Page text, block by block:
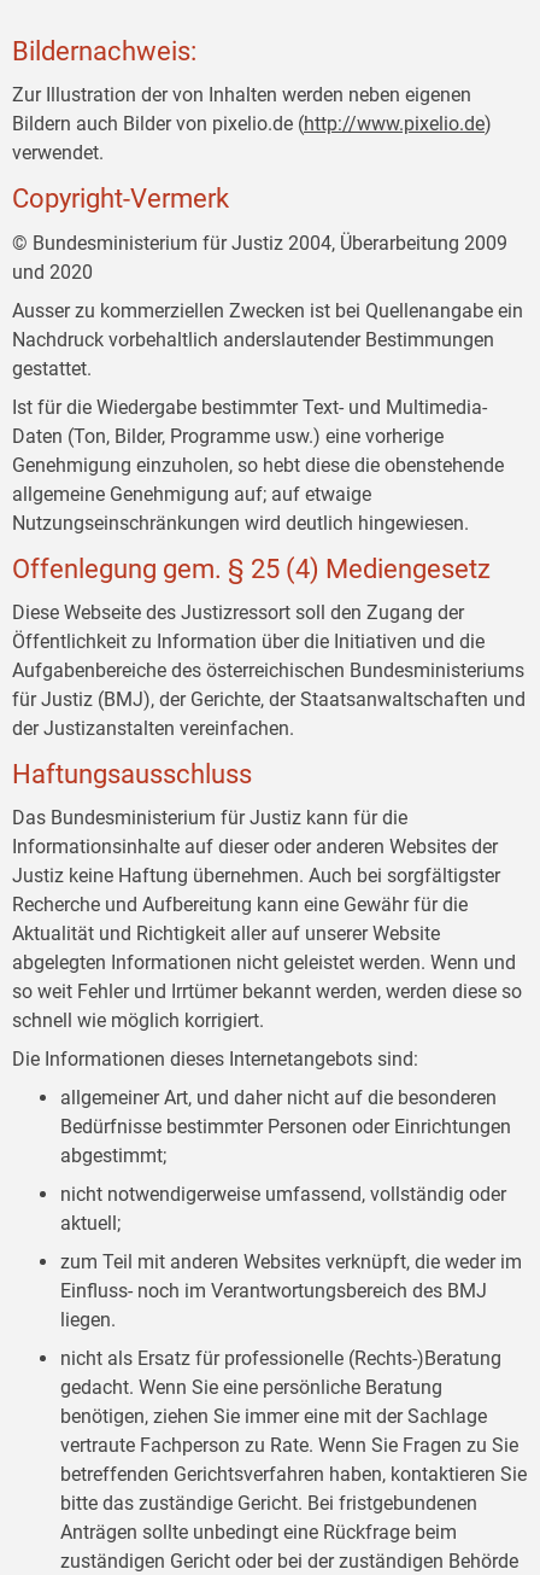
Bildernachweis:
Zur Illustration der von Inhalten werden neben eigenen
Bildern auch Bilder von pixelio.de (http://www.pixelio.de)
verwendet.
Copyright-Vermerk
© Bundesministerium für Justiz 2004, Überarbeitung 2009
und 2020
Ausser zu kommerziellen Zwecken ist bei Quellenangabe ein
Nachdruck vorbehaltlich anderslautender Bestimmungen
gestattet.
Ist für die Wiedergabe bestimmter Text- und Multimedia-
Daten (Ton, Bilder, Programme usw.) eine vorherige
Genehmigung einzuholen, so hebt diese die obenstehende
allgemeine Genehmigung auf; auf etwaige
Nutzungseinschränkungen wird deutlich hingewiesen.
Offenlegung gem. § 25 (4) Mediengesetz
Diese Webseite des Justizressort soll den Zugang der
Öffentlichkeit zu Information über die Initiativen und die
Aufgabenbereiche des österreichischen Bundesministeriums
für Justiz (BMJ), der Gerichte, der Staatsanwaltschaften und
der Justizanstalten vereinfachen.
Haftungsausschluss
Das Bundesministerium für Justiz kann für die
Informationsinhalte auf dieser oder anderen Websites der
Justiz keine Haftung übernehmen. Auch bei sorgfältigster
Recherche und Aufbereitung kann eine Gewähr für die
Aktualität und Richtigkeit aller auf unserer Website
abgelegten Informationen nicht geleistet werden. Wenn und
so weit Fehler und Irrtümer bekannt werden, werden diese so
schnell wie möglich korrigiert.
Die Informationen dieses Internetangebots sind:
allgemeiner Art, und daher nicht auf die besonderen
Bedürfnisse bestimmter Personen oder Einrichtungen
abgestimmt;
nicht notwendigerweise umfassend, vollständig oder
aktuell;
zum Teil mit anderen Websites verknüpft, die weder im
Einfluss- noch im Verantwortungsbereich des BMJ
liegen.
nicht als Ersatz für professionelle (Rechts-)Beratung
gedacht. Wenn Sie eine persönliche Beratung
benötigen, ziehen Sie immer eine mit der Sachlage
vertraute Fachperson zu Rate. Wenn Sie Fragen zu Sie
betreffenden Gerichtsverfahren haben, kontaktieren Sie
bitte das zuständige Gericht. Bei fristgebundenen
Anträgen sollte unbedingt eine Rückfrage beim
zuständigen Gericht oder bei der zuständigen Behörde